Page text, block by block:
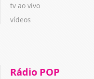
tv ao vivo
vídeos
Rádio POP